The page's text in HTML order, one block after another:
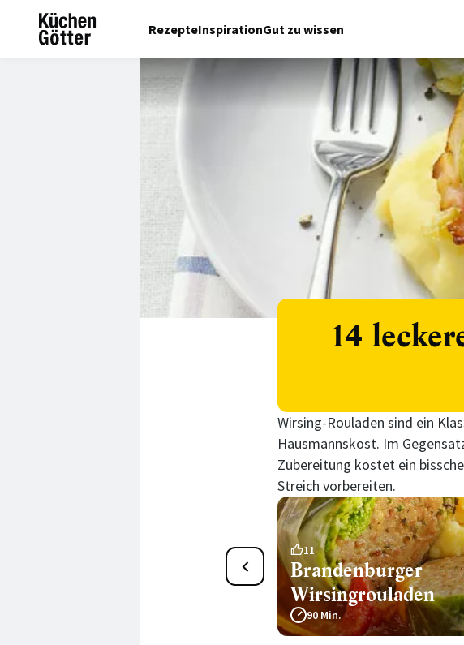
RezepteInspirationGut zu wissen
14
Wirsing-Rouladen sind ein
Hausmannskost. Im
Zubereitung kostet ein
Streich vorbereiten.
11
Brandenburger
Wirsingrouladen
90 Min.